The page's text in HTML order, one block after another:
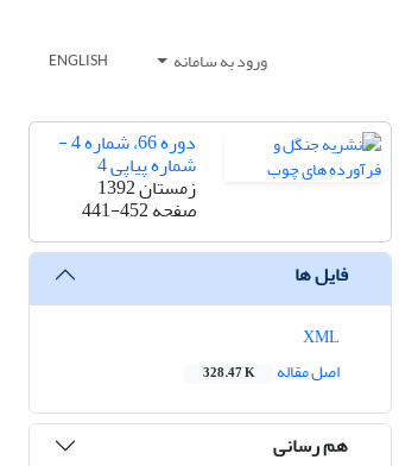
ورود به سامانه ENGLISH
دوره 66، شماره 4 -
شماره پیاپی 4
زمستان 1392
صفحه441-452
فایل ها
اصل مقاله
328.47 K
هم رسانی